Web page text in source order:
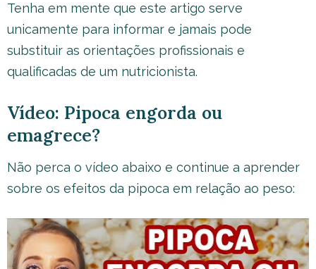
Tenha em mente que este artigo serve
unicamente para informar e jamais pode
substituir as orientações profissionais e
qualificadas de um nutricionista.
Vídeo: Pipoca engorda ou
emagrece?
Não perca o vídeo abaixo e continue a aprender
sobre os efeitos da pipoca em relação ao peso: